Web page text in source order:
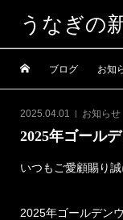
うなぎの
ブログ お知
2025.04.01 お知らせ
2025年ゴール
いつもご愛顧賜り
2025年ゴールデン